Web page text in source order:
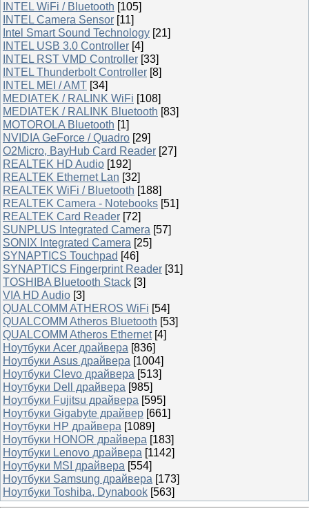
INTEL WiFi / Bluetooth [105]
INTEL Camera Sensor [11]
Intel Smart Sound Technology [21]
INTEL USB 3.0 Controller [4]
INTEL RST VMD Controller [33]
INTEL Thunderbolt Controller [8]
INTEL MEI / AMT [34]
MEDIATEK / RALINK WiFi [108]
MEDIATEK / RALINK Bluetooth [83]
MOTOROLA Bluetooth [1]
NVIDIA GeForce / Quadro [29]
O2Micro, BayHub Card Reader [27]
REALTEK HD Audio [192]
REALTEK Ethernet Lan [32]
REALTEK WiFi / Bluetooth [188]
REALTEK Camera - Notebooks [51]
REALTEK Card Reader [72]
SUNPLUS Integrated Camera [57]
SONIX Integrated Camera [25]
SYNAPTICS Touchpad [46]
SYNAPTICS Fingerprint Reader [31]
TOSHIBA Bluetooth Stack [3]
VIA HD Audio [3]
QUALCOMM ATHEROS WiFi [54]
QUALCOMM Atheros Bluetooth [53]
QUALCOMM Atheros Ethernet [4]
Ноутбуки Acer драйвера [836]
Ноутбуки Asus драйвера [1004]
Ноутбуки Clevo драйвера [513]
Ноутбуки Dell драйвера [985]
Ноутбуки Fujitsu драйвера [595]
Ноутбуки Gigabyte драйвер [661]
Ноутбуки HP драйвера [1089]
Ноутбуки HONOR драйвера [183]
Ноутбуки Lenovo драйвера [1142]
Ноутбуки MSI драйвера [554]
Ноутбуки Samsung драйвера [173]
Ноутбуки Toshiba, Dynabook [563]